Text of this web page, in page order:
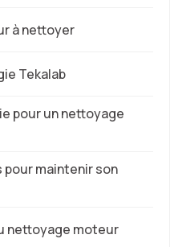
à nettoyer
Tekalab
pour un nettoyage
maintenir son
nettoyage moteur